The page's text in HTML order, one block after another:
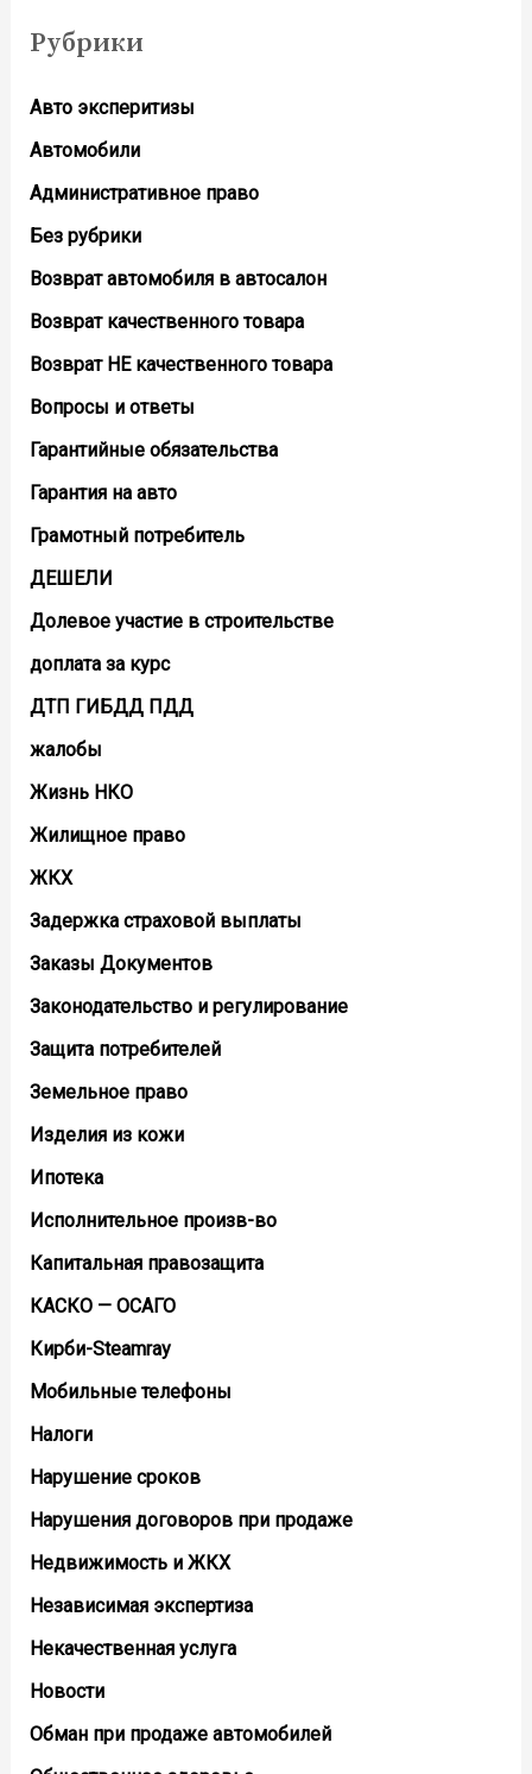
Рубрики
Авто эксперитизы
Автомобили
Административное право
Без рубрики
Возврат автомобиля в автосалон
Возврат кaчественного товара
Возврат НЕ качественного товара
Вопросы и ответы
Гарантийные обязательства
Гарантия на авто
Грамотный потребитель
ДЕШЕЛИ
Долевое участие в строительстве
доплата за курс
ДТП ГИБДД ПДД
жалобы
Жизнь НКО
Жилищное право
ЖКХ
Задержка страховой выплаты
Заказы Документов
Законодательство и регулирование
Защита потребителей
Земельное право
Изделия из кожи
Ипотека
Исполнительное произв-во
Капитальная правозащита
КАСКО — ОСАГО
Кирби-Steamray
Мобильные телефоны
Налоги
Нарушение сроков
Нарушения договоров при продаже
Недвижимость и ЖКХ
Независимая экспертиза
Некачественная услуга
Новости
Обман при продаже автомобилей